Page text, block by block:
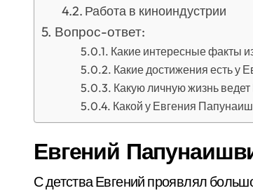
Работа в киноиндустрии
Вопрос-ответ:
Какие интересные факты
Какие достижения есть у
Какую личную жизнь
Какой у Евгения
Евгений
С детства Евгений проявлял